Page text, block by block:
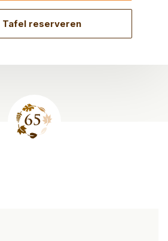
Tafel reserveren